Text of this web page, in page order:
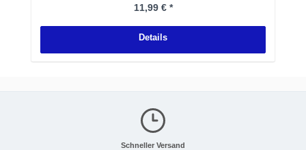
Regulärer Preis:
11,99 € *
Details
Schneller Versand